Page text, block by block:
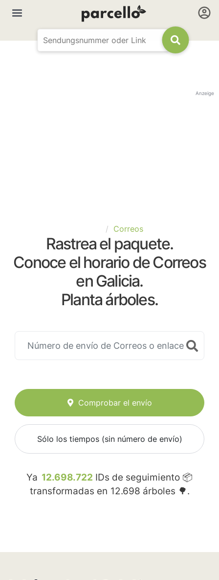
Anzeige
Correos
Rastrea el paquete.
Conoce el horario de Correos
en Galicia.
Planta árboles.
Comprobar el envío
Sólo los tiempos (sin número de envío)
Ya 12.698.722 IDs de seguimiento 📦
transformadas en 12.698 árboles 🌳.